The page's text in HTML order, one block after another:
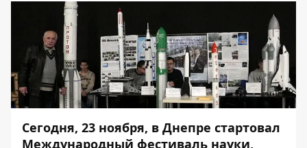
Сегодня, 23 ноября, в Днепре стартовал
Международный фестиваль науки,